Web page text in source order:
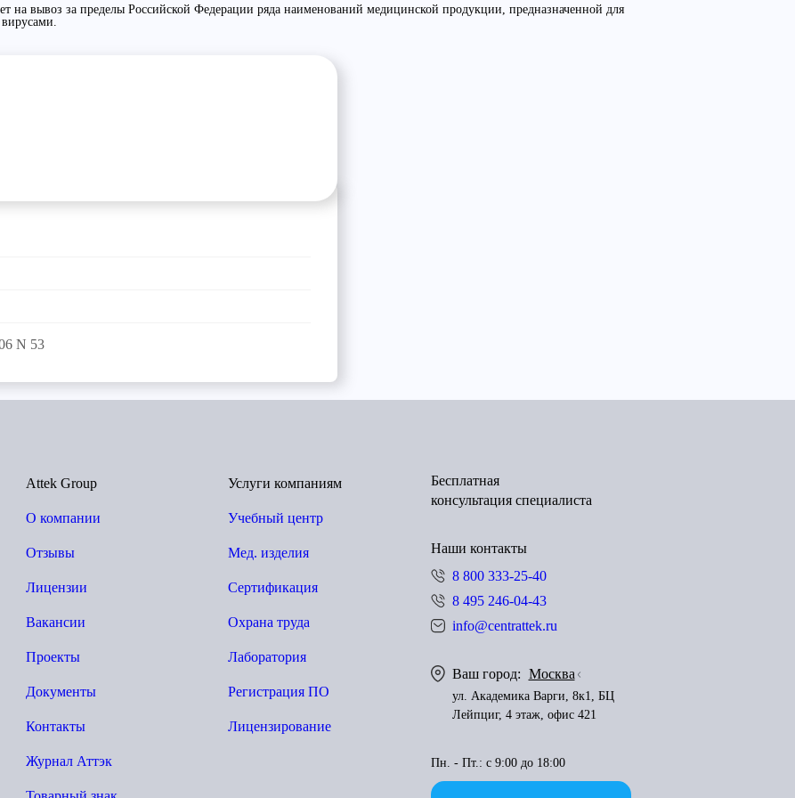
на вывоз за пределы Российской Федерации ряда наименований медицинской продукции, предназначенной для
N 53
Attek Group
О компании
Отзывы
Лицензии
Вакансии
Проекты
Документы
Контакты
Журнал Аттэк
Услуги компаниям
Учебный центр
Мед. изделия
Сертификация
Охрана труда
Лаборатория
Регистрация ПО
Лицензирование
Бесплатная
консультация специалиста
Наши контакты
8 800 333-25-40
8 495 246-04-43
info@centrattek.ru
Ваш город: Москва
ул. Академика Варги, 8к1, БЦ
Лейпциг, 4 этаж, офис 421
Пн. - Пт.: с 9:00 до 18:00